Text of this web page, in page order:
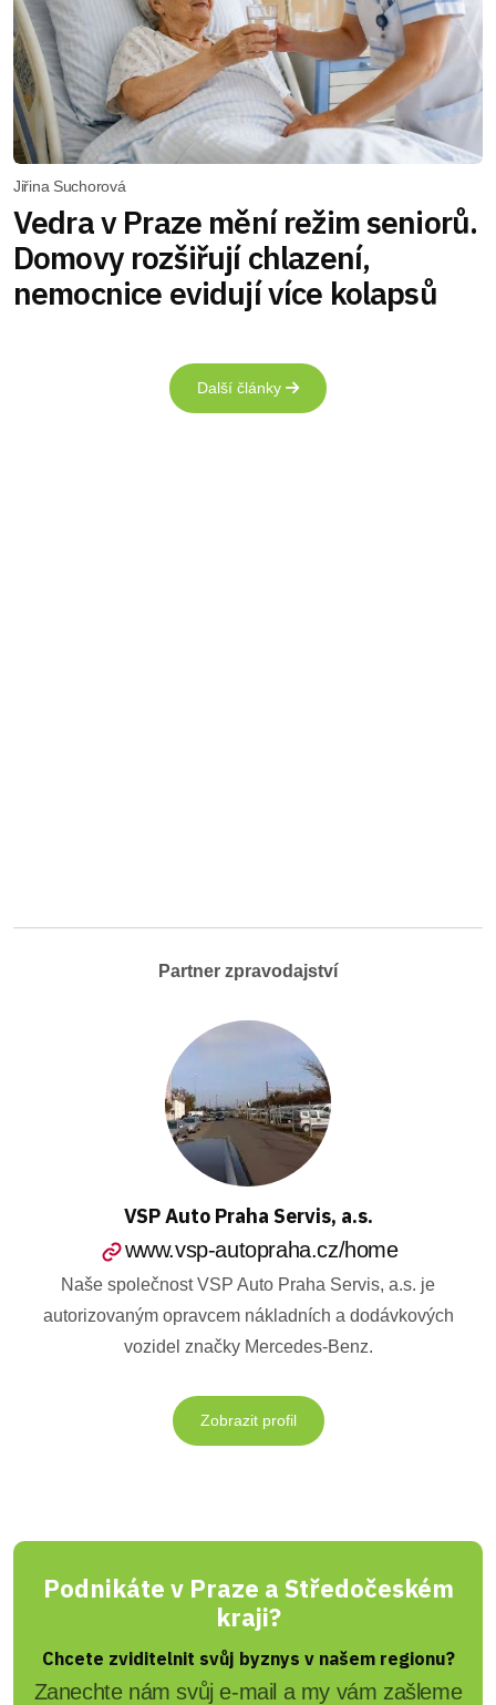
Jiřina Suchorová
Vedra v Praze mění režim seniorů.
Domovy rozšiřují chlazení,
nemocnice evidují více kolapsů
Další články
Partner zpravodajství
VSP Auto Praha Servis, a.s.
www.vsp-autopraha.cz/home
Naše společnost VSP Auto Praha Servis, a.s. je
autorizovaným opravcem nákladních a dodávkových
vozidel značky Mercedes-Benz.
Zobrazit profil
Podnikáte v Praze a Středočeském
kraji?
Chcete zviditelnit svůj byznys v našem regionu?
Zanechte nám svůj e-mail a my vám zašleme